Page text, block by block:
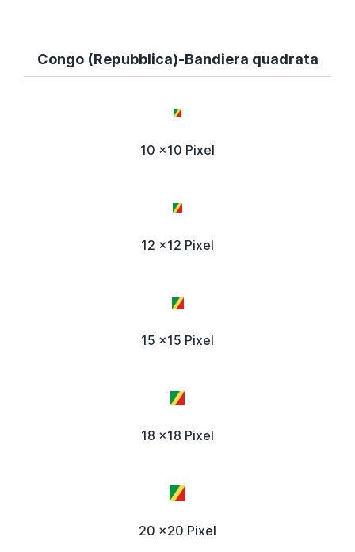
Congo (Repubblica)-Bandiera quadrata
10 x10 Pixel
12 x12 Pixel
15 x15 Pixel
18 x18 Pixel
20 x20 Pixel